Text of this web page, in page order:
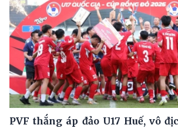
PVF thắng áp đảo U17 Huế, vô